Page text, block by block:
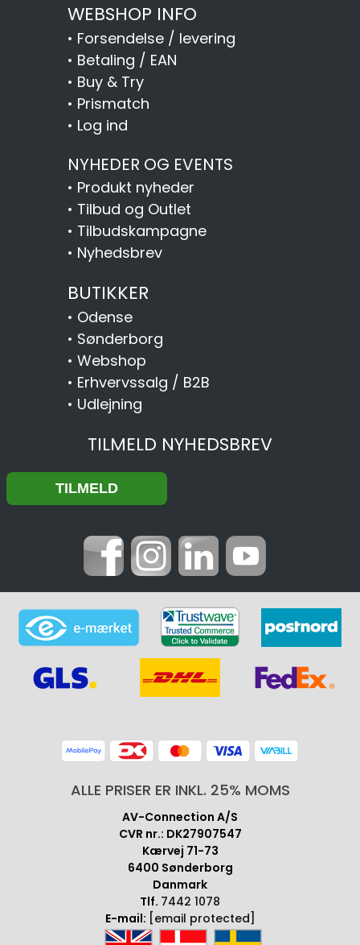
WEBSHOP INFO
• Forsendelse / levering
• Betaling / EAN
• Buy & Try
• Prismatch
• Log ind
NYHEDER OG EVENTS
• Produkt nyheder
• Tilbud og Outlet
• Tilbudskampagne
• Nyhedsbrev
BUTIKKER
• Odense
• Sønderborg
• Webshop
• Erhvervssalg / B2B
• Udlejning
TILMELD NYHEDSBREV
ALLE PRISER ER INKL. 25% MOMS
AV-Connection A/S
CVR nr.: DK27907547
Kærvej 71-73
6400 Sønderborg
Danmark
Tlf. 7442 1078
E-mail: [email protected]